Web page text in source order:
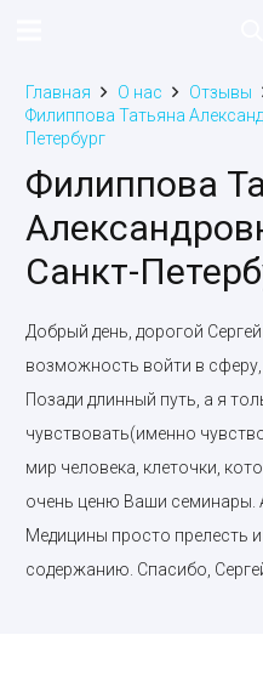
Главная О нас
Отзывы
Филиппова Татьяна
Петербург
Филиппова
Санкт-
Добрый день, дорогой
возможность войти в
Позади длинный путь, а я
чувствовать(именно
мир человека, клеточки,
очень ценю Ваши
Медицины просто прелесть
содержанию. Спасибо,